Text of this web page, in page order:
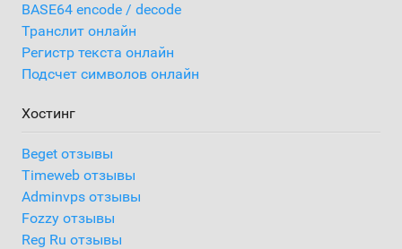
BASE64 encode / decode
Транслит онлайн
Регистр текста онлайн
Подсчет символов онлайн
Хостинг
Beget отзывы
Timeweb отзывы
Adminvps отзывы
Fozzy отзывы
Reg Ru отзывы